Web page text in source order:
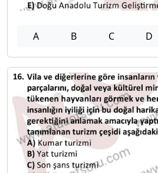
A B C D